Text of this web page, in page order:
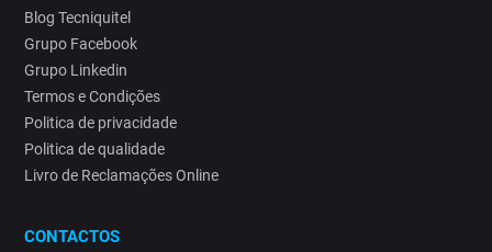
Blog Tecniquitel
Grupo Facebook
Grupo Linkedin
Termos e Condições
Politica de privacidade
Politica de qualidade
Livro de Reclamações Online
CONTACTOS